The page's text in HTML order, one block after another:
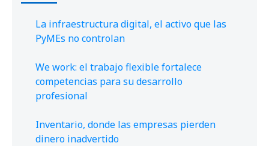
La infraestructura digital, el activo que las
PyMEs no controlan
We work: el trabajo flexible fortalece
competencias para su desarrollo
profesional
Inventario, donde las empresas pierden
dinero inadvertido